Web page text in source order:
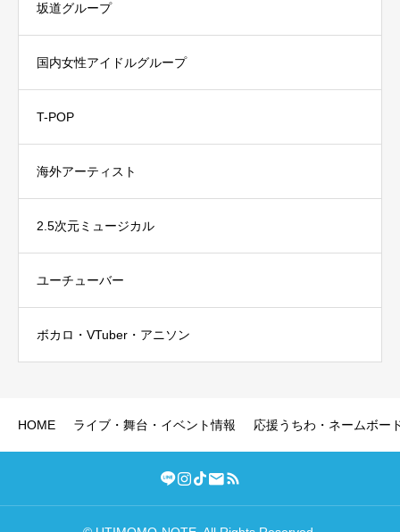
坂道グループ
国内女性アイドルグループ
T-POP
海外アーティスト
2.5次元ミュージカル
ユーチューバー
ボカロ・VTuber・アニソン
HOME ライブ・舞台・イベント情報 応援うちわ・ネームボー